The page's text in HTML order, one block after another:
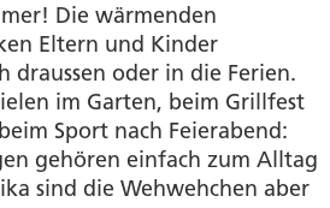
Die wärmenden
Eltern und Kinder
draussen oder in die Ferien.
im Garten, beim Grillfest
Sport nach Feierabend:
gehören einfach zum Alltag
sind die Wehwehchen aber